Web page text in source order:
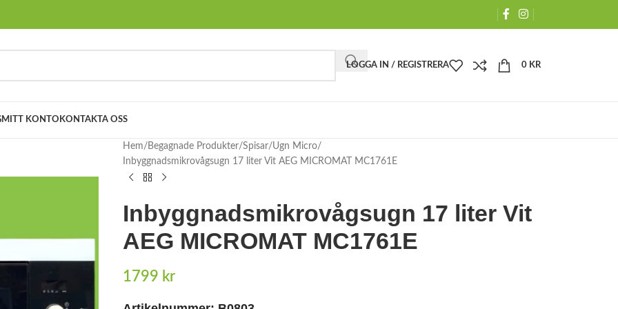
LOGGA IN / REGISTRERA 0 KR
MITT KONTO KONTAKTA OSS
Hem Begagnade Produkter Spisar Ugn Micro
Inbyggnadsmikrovågsugn 17 liter Vit AEG MICROMAT MC1761E
Inbyggnadsmikrovågsugn 17 liter Vit
AEG MICROMAT MC1761E
1799 kr